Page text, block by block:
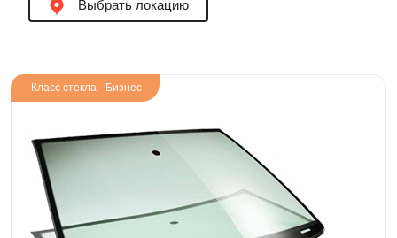
Выбрать локацию
Класс стекла - Бизнес